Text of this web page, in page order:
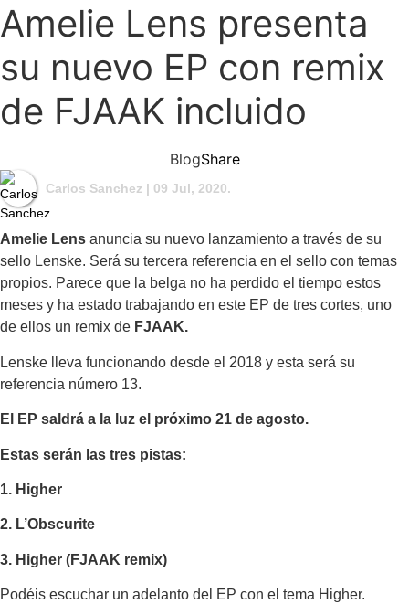
Amelie Lens presenta
su nuevo EP con remix
de FJAAK incluido
BlogShare
Carlos Sanchez | 09 Jul, 2020.
Amelie Lens anuncia su nuevo lanzamiento a través de su
sello Lenske. Será su tercera referencia en el sello con temas
propios. Parece que la belga no ha perdido el tiempo estos
meses y ha estado trabajando en este EP de tres cortes, uno
de ellos un remix de FJAAK.
Lenske lleva funcionando desde el 2018 y esta será su
referencia número 13.
El EP saldrá a la luz el próximo 21 de agosto.
Estas serán las tres pistas:
1. Higher
2. L’Obscurite
3. Higher (FJAAK remix)
Podéis escuchar un adelanto del EP con el tema Higher.